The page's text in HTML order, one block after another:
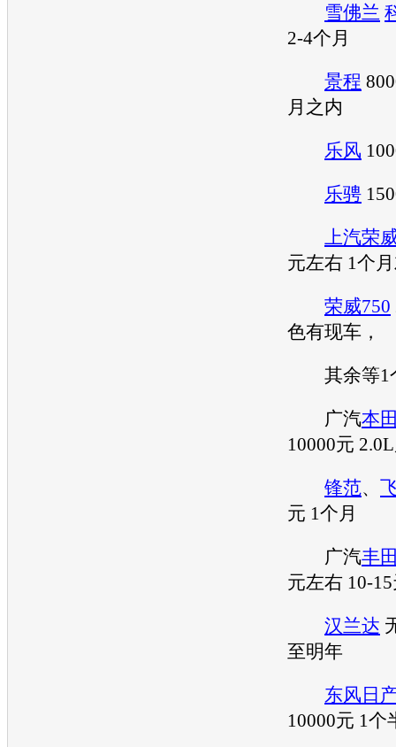
雪佛兰
2-4个月
景程
月之内
乐风
乐骋
上汽荣
元左右 1个
荣威750
色有现车，
其余等1
广汽本
10000元
锋范、
元 1个月
广汽丰
元左右 10-
汉兰达
至明年
东风日
10000元 1个